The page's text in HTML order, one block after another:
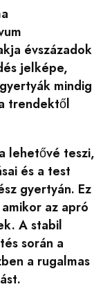
évszázadok
jelképe,
mindig
trendektől
lehetővé teszi,
és a test
gyertyán. Ez
az apró
A stabil
során a
a rugalmas